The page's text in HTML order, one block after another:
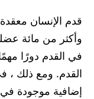
وأكثر من مائة
في القدم دورًا
القدم. ومع ذلك ،
إضافية موجودة في